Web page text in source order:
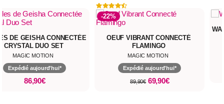
DE GEISHA CONNECTÉE
CRYSTAL DUO SET
MAGIC MOTION
Expédié aujourd'hui*
86,90€
-22%
OEUF VIBRANT CONNECTÉ
FLAMINGO
MAGIC MOTION
Expédié aujourd'hui*
89,90€ 69,90€